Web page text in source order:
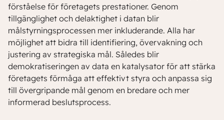
förståelse för företagets prestationer. Genom
tillgänglighet och delaktighet i datan blir
målstyrningsprocessen mer inkluderande. Alla har
möjlighet att bidra till identifiering, övervakning och
justering av strategiska mål. Således blir
demokratiseringen av data en katalysator för att stärka
företagets förmåga att effektivt styra och anpassa sig
till övergripande mål genom en bredare och mer
informerad beslutsprocess.